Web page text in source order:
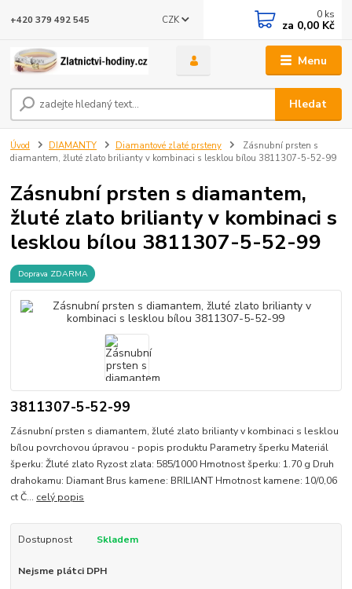
Menu
CZK
Hledat
+420 379 492 545 0 ks
za 0,00 Kč
Úvod DIAMANTY Diamantové zlaté prsteny
Zásnubní prsten s
diamantem, žluté zlato brilianty v kombinaci s lesklou bílou 3811307-5-52-99
Zásnubní prsten s diamantem,
žluté zlato brilianty v kombinaci s
lesklou bílou 3811307-5-52-99
Doprava ZDARMA
3811307-5-52-99
Zásnubní prsten s diamantem, žluté zlato brilianty v kombinaci s lesklou
bílou povrchovou úpravou - popis produktu Parametry šperku Materiál
šperku: Žluté zlato Ryzost zlata: 585/1000 Hmotnost šperku: 1.70 g Druh
drahokamu: Diamant Brus kamene: BRILIANT Hmotnost kamene: 10/0,06
ct Č... celý popis
Dostupnost Skladem
Nejsme plátci DPH